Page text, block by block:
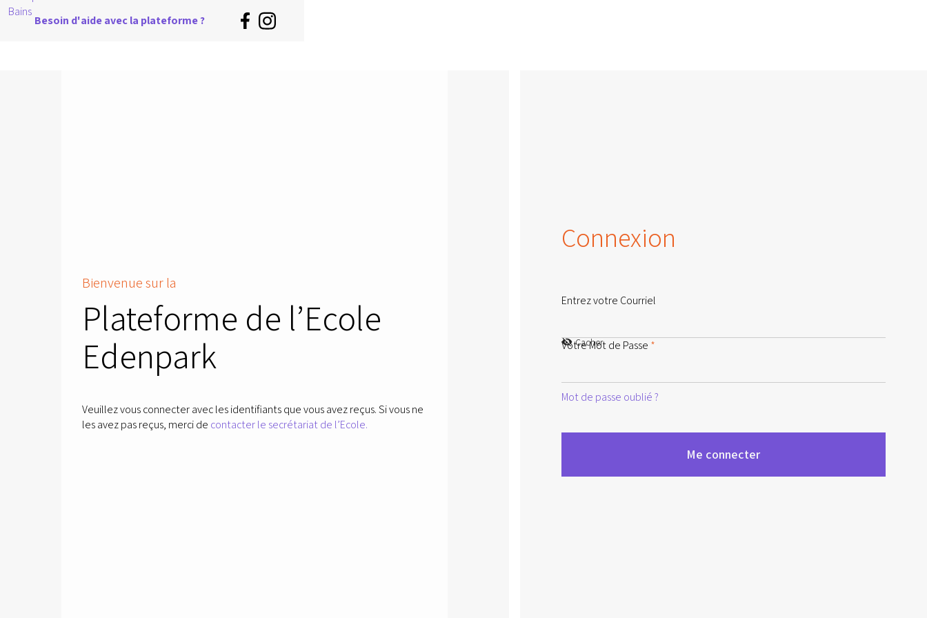
Besoin d'aide avec la plateforme ?
Bienvenue sur la
Plateforme de l’Ecole
Edenpark
Veuillez vous connecter avec les identifiants que vous avez reçus. Si vous ne
les avez pas reçus, merci de contacter le secrétariat de l’Ecole.
Connexion
Entrez votre Courriel
Votre Mot de Passe *
Cacher
Mot de passe oublié ?